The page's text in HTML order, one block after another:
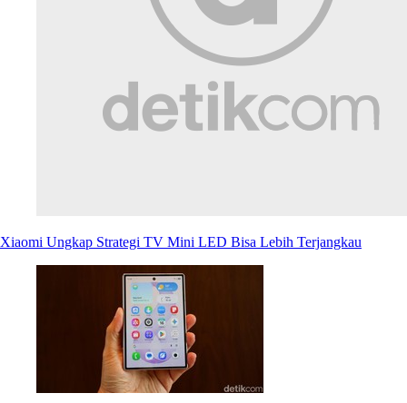
Xiaomi Ungkap Strategi TV Mini LED Bisa Lebih Terjangkau